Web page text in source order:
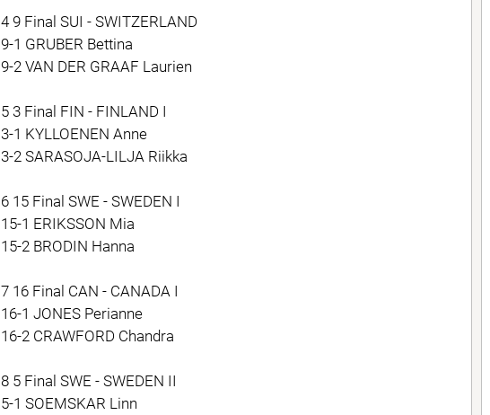
4 9 Final SUI - SWITZERLAND
9-1 GRUBER Bettina
9-2 VAN DER GRAAF Laurien
5 3 Final FIN - FINLAND I
3-1 KYLLOENEN Anne
3-2 SARASOJA-LILJA Riikka
6 15 Final SWE - SWEDEN I
15-1 ERIKSSON Mia
15-2 BRODIN Hanna
7 16 Final CAN - CANADA I
16-1 JONES Perianne
16-2 CRAWFORD Chandra
8 5 Final SWE - SWEDEN II
5-1 SOEMSKAR Linn